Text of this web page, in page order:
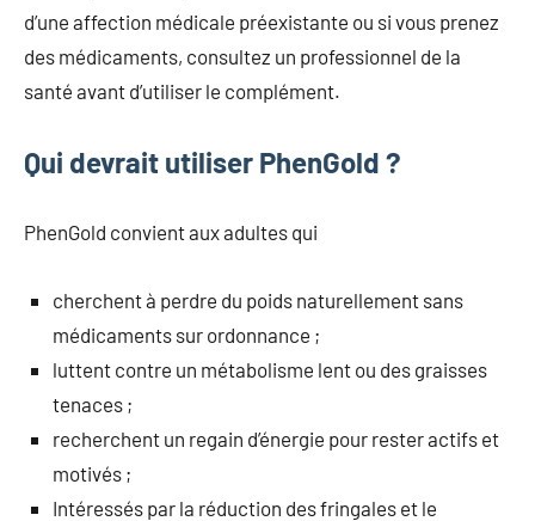
d’une affection médicale préexistante ou si vous prenez
des médicaments, consultez un professionnel de la
santé avant d’utiliser le complément.
Qui devrait utiliser PhenGold ?
PhenGold convient aux adultes qui
cherchent à perdre du poids naturellement sans
médicaments sur ordonnance ;
luttent contre un métabolisme lent ou des graisses
tenaces ;
recherchent un regain d’énergie pour rester actifs et
motivés ;
Intéressés par la réduction des fringales et le